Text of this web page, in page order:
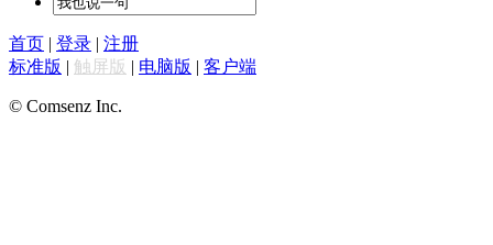
首页 | 登录 | 注册
标准版 | 触屏版 | 电脑版 | 客户端
© Comsenz Inc.